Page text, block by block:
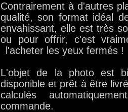
Contrairement à d'autres
qualité, son format idéal
envahissant, elle est très
ou pour offrir, c'est
l'acheter les yeux fermés !
L'objet de la photo est
disponible et prêt à être
calculés
commande.